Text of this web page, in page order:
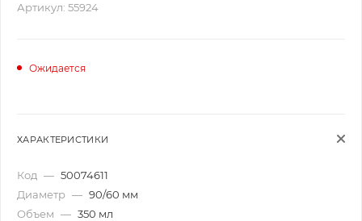
Артикул: 55924
Ожидается
ХАРАКТЕРИСТИКИ
Код — 50074611
Диаметр — 90/60 мм
Объем — 350 мл